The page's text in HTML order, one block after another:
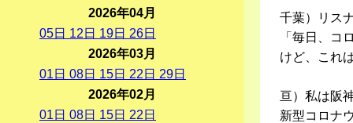
千葉）リス
「毎日、コ
けど、これ
亘）私は阪
新型コロナ
2026年04月
05日 12 日 19日 26日
2026年03月
01 日 08日 15日 22 日 29日
2026年02月
01 日 08日 15日 22 日